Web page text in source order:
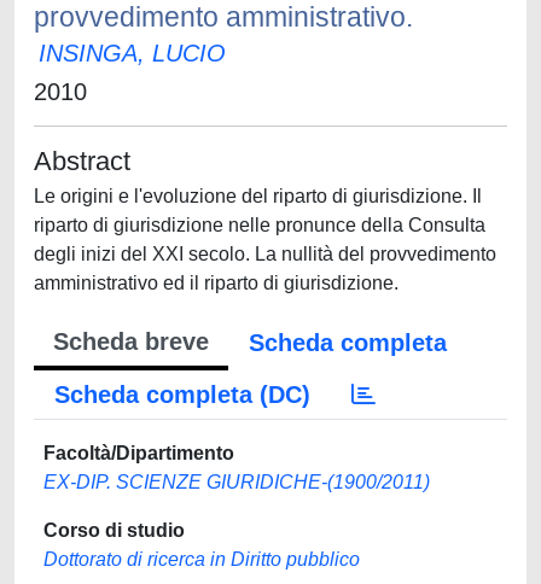
provvedimento amministrativo.
INSINGA, LUCIO
2010
Abstract
Le origini e l'evoluzione del riparto di giurisdizione. Il
riparto di giurisdizione nelle pronunce della Consulta
degli inizi del XXI secolo. La nullità del provvedimento
amministrativo ed il riparto di giurisdizione.
Scheda breve
Scheda completa
Scheda completa (DC)
Facoltà/Dipartimento
EX-DIP. SCIENZE GIURIDICHE-(1900/2011)
Corso di studio
Dottorato di ricerca in Diritto pubblico